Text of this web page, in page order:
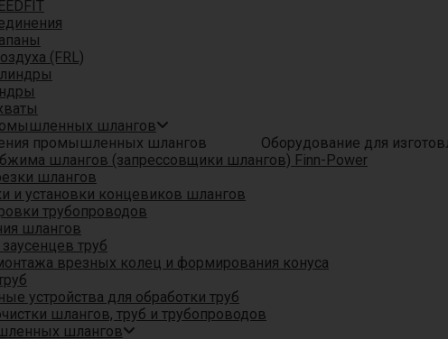
(FRL)
шлангов
Оборудование для
шлангов (запрессовщики шлангов) Finn-Power
шлангов
и установки концевиков шлангов
трубопроводов
шлангов
труб
врезных колец и формирования конуса
устройства для обработки труб
шлангов, труб и трубопроводов
шлангов